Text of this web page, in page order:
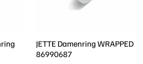
JETTE Damenring WRAPPED
86990687